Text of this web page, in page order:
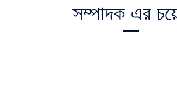
সম্পাদক এর